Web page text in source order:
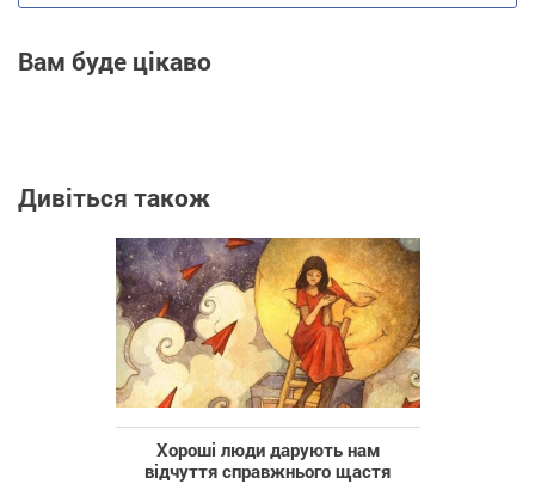
Вам буде цікаво
Дивіться також
Хороші люди дарують нам
відчуття справжнього щастя